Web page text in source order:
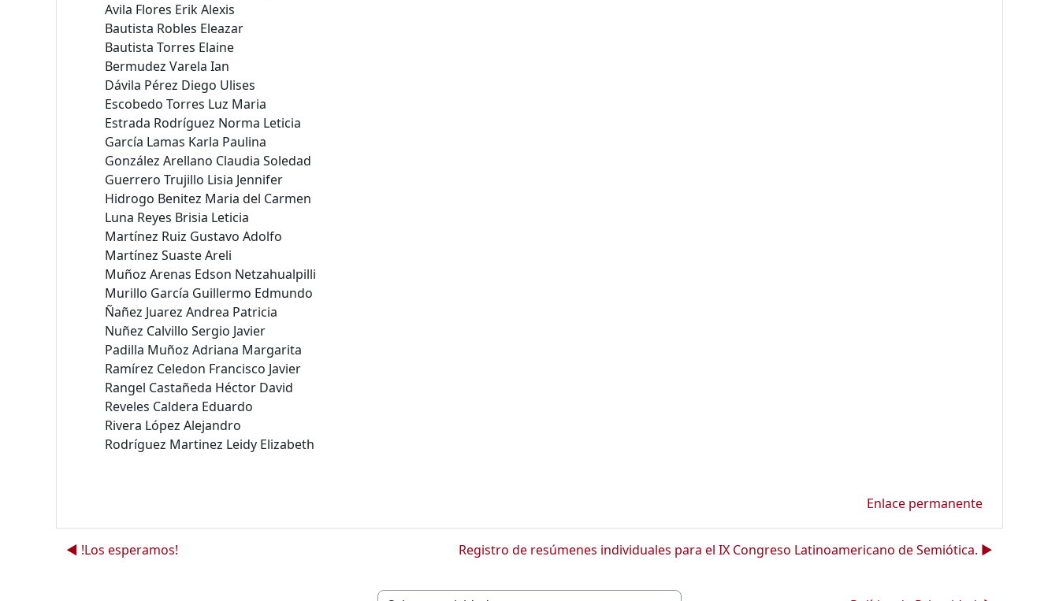
Avila Flores Erik Alexis
Bautista Robles Eleazar
Bautista Torres Elaine
Bermudez Varela Ian
Dávila Pérez Diego Ulises
Escobedo Torres Luz Maria
Estrada Rodríguez Norma Leticia
García Lamas Karla Paulina
González Arellano Claudia Soledad
Guerrero Trujillo Lisia Jennifer
Hidrogo Benitez Maria del Carmen
Luna Reyes Brisia Leticia
Martínez Ruiz Gustavo Adolfo
Martínez Suaste Areli
Muñoz Arenas Edson Netzahualpilli
Murillo García Guillermo Edmundo
Ñañez Juarez Andrea Patricia
Nuñez Calvillo Sergio Javier
Padilla Muñoz Adriana Margarita
Ramírez Celedon Francisco Javier
Rangel Castañeda Héctor David
Reveles Caldera Eduardo
Rivera López Alejandro
Rodríguez Martinez Leidy Elizabeth
Enlace permanente
◀︎ !Los esperamos! Registro de resúmenes individuales para el IX Congreso Latinoamericano de Semiótica. ▶︎